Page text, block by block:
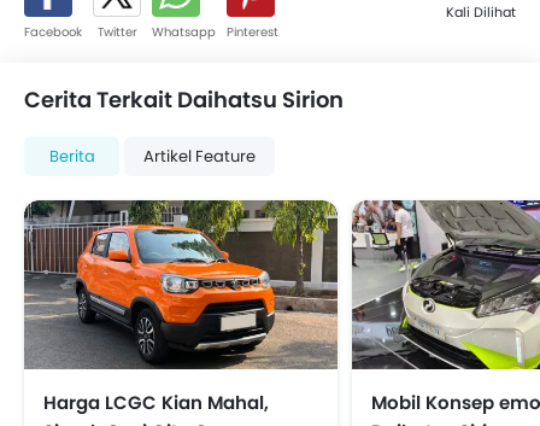
Facebook Twitter Whatsapp Pinterest
Kali Dilihat
Cerita Terkait Daihatsu Sirion
Berita Artikel Feature
Harga LCGC Kian Mahal,
Mobil Konsep